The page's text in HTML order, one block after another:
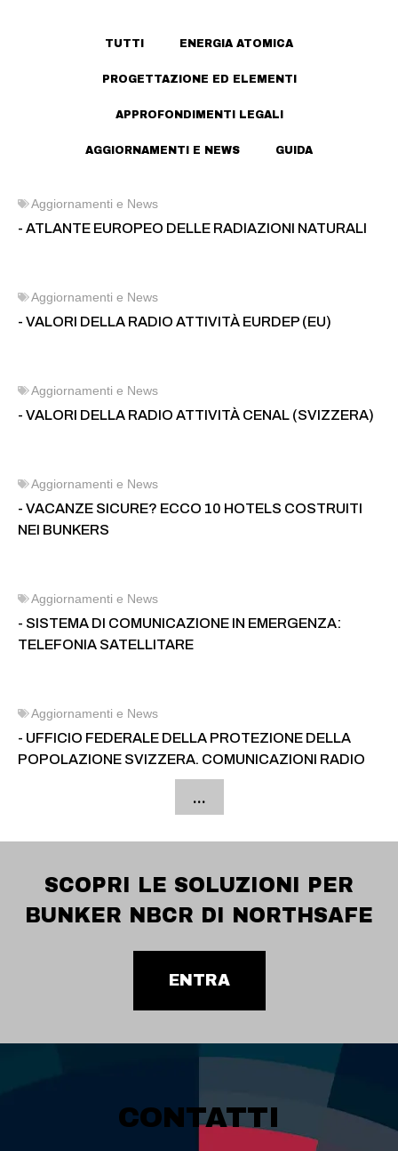
TUTTI ENERGIA ATOMICA
PROGETTAZIONE ED ELEMENTI
APPROFONDIMENTI LEGALI
AGGIORNAMENTI E NEWS GUIDA
Aggiornamenti e News
- ATLANTE EUROPEO DELLE RADIAZIONI NATURALI
Aggiornamenti e News
- VALORI DELLA RADIO ATTIVITÀ EURDEP (EU)
Aggiornamenti e News
- VALORI DELLA RADIO ATTIVITÀ CENAL (SVIZZERA)
Aggiornamenti e News
- VACANZE SICURE? ECCO 10 HOTELS COSTRUITI
NEI BUNKERS
Aggiornamenti e News
- SISTEMA DI COMUNICAZIONE IN EMERGENZA:
TELEFONIA SATELLITARE
Aggiornamenti e News
- UFFICIO FEDERALE DELLA PROTEZIONE DELLA
POPOLAZIONE SVIZZERA. COMUNICAZIONI RADIO
...
SCOPRI LE SOLUZIONI PER
BUNKER NBCR DI NORTHSAFE
ENTRA
CONTATTI